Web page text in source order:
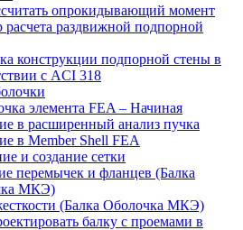
опрокидывающий момент
раздвижной подпорной
конструкции подпорной стены в
с ACI 318
элемента FEA – Начиная
в расширенный анализ пучка
в Member Shell FEA
и создание сетки
перемычек и фланцев (Балка
МКЭ)
(Балка Оболочка МКЭ)
балку с проемами в